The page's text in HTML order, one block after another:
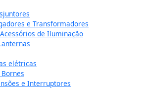
e Transformadores
de Iluminação
elétricas
e Interruptores